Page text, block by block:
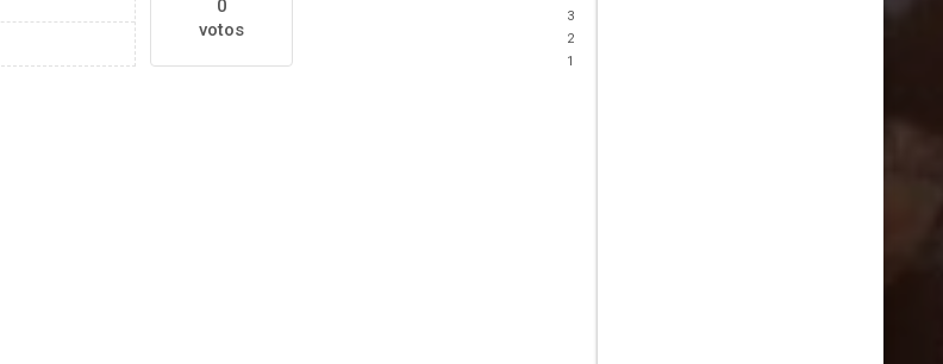
0
votos
3
2
1